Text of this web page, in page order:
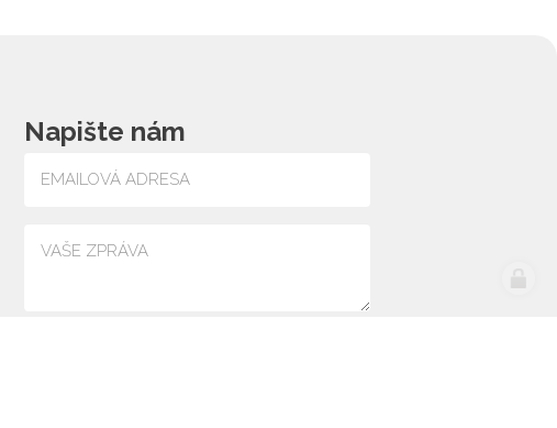
Napište nám